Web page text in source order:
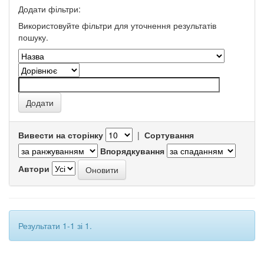
Додати фільтри:
Використовуйте фільтри для уточнення результатів
пошуку.
Вивести на сторінку | Сортування
Впорядкування
Автори
Результати 1-1 зі 1.